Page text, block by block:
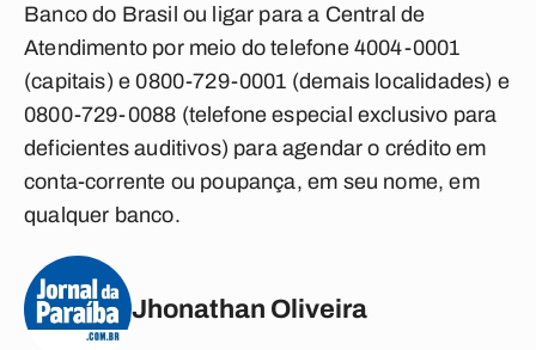
Banco do Brasil ou ligar para a Central de
Atendimento por meio do telefone 4004-0001
(capitais) e 0800-729-0001 (demais localidades) e
0800-729-0088 (telefone especial exclusivo para
deficientes auditivos) para agendar o crédito em
conta-corrente ou poupança, em seu nome, em
qualquer banco.
Jhonathan Oliveira